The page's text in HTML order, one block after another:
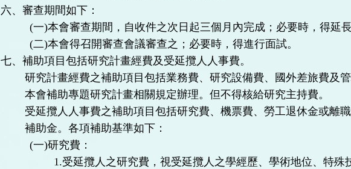
六、審查期間如下：
(一)本會審查期間，自收件之次日起三個月內完成；必要時，得延長
(二)本會得召開審查會議審查之；必要時，得進行面試。
七、補助項目包括研究計畫經費及受延攬人人事費。
研究計畫經費之補助項目包括業務費、研究設備費、國外差旅費及
本會補助專題研究計畫相關規定辦理。但不得核給研究主持費。
受延攬人人事費之補助項目包括研究費、機票費、勞工退休金或離
補助金。各項補助基準如下：
(一)研究費：
1.受延攬人之研究費，視受延攬人之學經歷、學術地位、特殊